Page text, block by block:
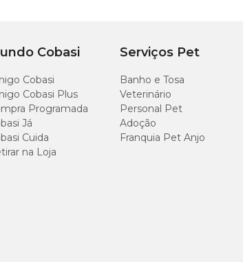
Cobasi
Cobasi
Cobasi Plus
Programada
Já
Cuida
na Loja
Serviços Pet
Banho e Tosa
Veterinário
Personal Pet
Adoção
Franquia Pet Anjo